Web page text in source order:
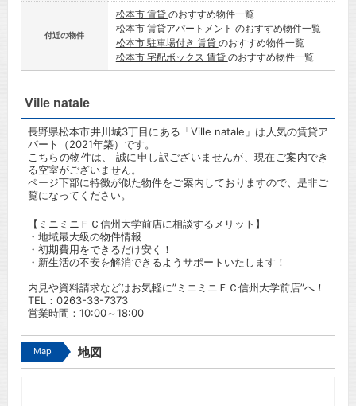
付近の物件
松本市 賃貸 のおすすめ物件一覧
松本市 賃貸アパートメント のおすすめ物件一覧
松本市 駐車場付き 賃貸 のおすすめ物件一覧
松本市 宅配ボックス 賃貸 のおすすめ物件一覧
Ville natale
長野県松本市井川城3丁目にある「Ville natale」は人気の賃貸ア
パート（2021年築）です。
こちらの物件は、 誠に申し訳ございませんが、現在ご案内でき
る空室がございません。
ページ下部に特徴が似た物件をご案内しておりますので、是非ご
覧になってください。
【ミニミニＦＣ信州大学前店に相談するメリット】
・地域最大級の物件情報
・初期費用をできるだけ安く！
・新生活の不安を解消できるようサポートいたします！
内見や資料請求などはお気軽に”ミニミニＦＣ信州大学前店”へ！
TEL： 0263-33-7373
営業時間：10:00～18:00
Map 地図